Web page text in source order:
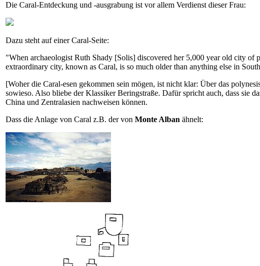
Die Caral-Entdeckung und -ausgrabung ist vor allem Verdienst dieser Frau:
Dazu steht auf einer Caral-Seite:
"When archaeologist Ruth Shady [Solis] discovered her 5,000 year old city
extraordinary city, known as Caral, is so much older than anything else in
[Woher die Caral-esen gekommen sein mögen, ist nicht klar: Über das
sowieso. Also bliebe der Klassiker Beringstraße. Dafür spricht auch, dass sie
China und Zentralasien nachweisen können.
Dass die Anlage von Caral z.B. der von Monte Alban ähnelt: